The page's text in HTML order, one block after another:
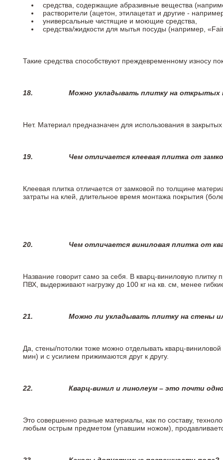
средства, содержащие абразивные вещества
растворители (ацетон, этилацетат и другие -
универсальные чистящие и моющие средства,
средства/жидкости для мытья посуды (например,
Такие средства способствуют преждевременному износу
18. Можно укладывать плитку на открытых
Нет. Материал предназначен для использования в
19. Чем отличается клеевая плитка от
Клеевая плитка отличается от замковой по толщине
затраты на клей, длительное время монтажа покрытия
20. Чем отличается виниловая плитка от
Название говорит само за себя. В кварц-виниловую
ПВХ, выдерживают нагрузку до 100 кг на кв. см, менее
21. Можно ли укладывать плитку на стены
Да, стены/потолки тоже можно отделывать кварц-
мин) и с усилием прижимаются друг к другу.
22. Кварц-винил и линолеум – это почти
Это совершенно разные материалы, как по составу,
любым острым предметом (упавшим ножом),